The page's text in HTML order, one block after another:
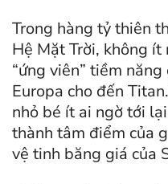
Trong hàng tỷ thiên
Hệ Mặt Trời, không
“ứng viên” tiềm
Europa cho đến
nhỏ bé ít ai ngờ tới
thành tâm điểm của
vệ tinh băng giá của